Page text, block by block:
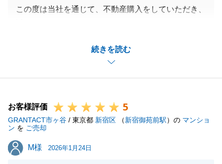
続きを読む
この度は当社を通じて、不動産購入をしていただき、
購入に際しては人生で何度もあるものではないと思い
ますが、気持ちよくご購入いただけたとのこと、嬉し
く思います。
さいませ。
お客様評価 5
GRANTACT市ヶ谷 / 東京都 新宿区 （新宿御苑前駅）の マンショ
ン を ご売却
M様
M様 2026年1月24日